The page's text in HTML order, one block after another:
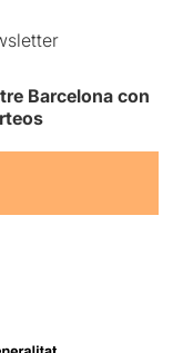
Barcelona con